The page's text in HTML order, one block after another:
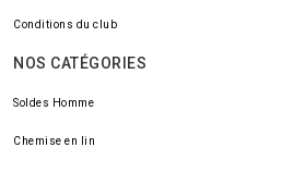
Conditions du club
NOS CATÉGORIES
Soldes Homme
Chemise en lin